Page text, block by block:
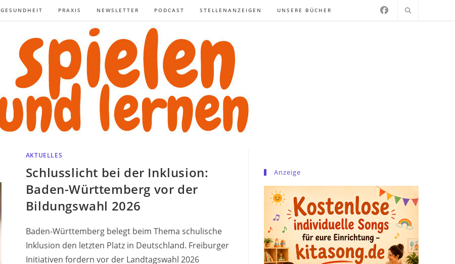
GESUNDHEIT PRAXIS NEWSLETTER PODCAST STELLENANZEIGEN UNSERE BÜCHER
AKTUELLES
Schlusslicht bei der Inklusion:
Baden-Württemberg vor der
Bildungswahl 2026
Baden-Württemberg belegt beim Thema schulische
Inklusion den letzten Platz in Deutschland. Freiburger
Initiativen fordern vor der Landtagswahl 2026
Anzeige